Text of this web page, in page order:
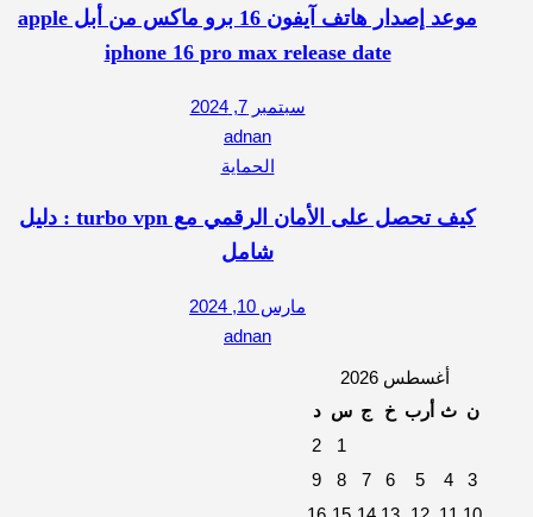
موعد إصدار هاتف آيفون 16 برو ماكس من أبل apple
iphone 16 pro max release date
سبتمبر 7, 2024
adnan
الحماية
كيف تحصل على الأمان الرقمي مع turbo vpn : دليل
شامل
مارس 10, 2024
adnan
أغسطس 2026
ن ث أرب خ ج س د
1
2
3
4
5
6
7
8
9